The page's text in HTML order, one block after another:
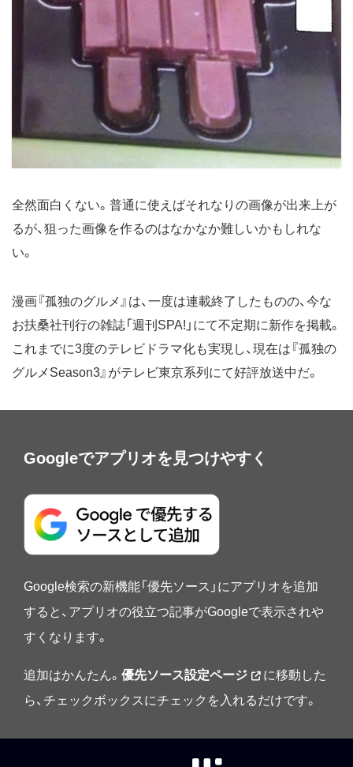
全然面白くない。普通に使えばそれなりの画像が出来上が
るが、狙った画像を作るのはなかなか難しいかもしれな
い。
漫画『孤独のグルメ』は、一度は連載終了したものの、今な
お扶桑社刊行の雑誌「週刊SPA!」にて不定期に新作を掲載。
これまでに3度のテレビドラマ化も実現し、現在は『孤独の
グルメSeason3』がテレビ東京系列にて好評放送中だ。
Googleでアプリオを見つけやすく
Google検索の新機能「優先ソース」にアプリオを追加
すると、アプリオの役立つ記事がGoogleで表示されや
すくなります。
追加はかんたん。 優先ソース設定ページ
に移動した
ら、チェックボックスにチェックを入れるだけです。